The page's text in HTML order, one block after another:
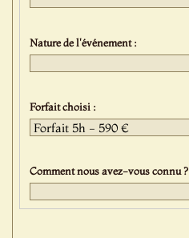
Nature de l'événement :
Forfait choisi :
Comment nous avez-vous connu ?